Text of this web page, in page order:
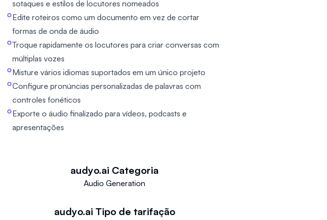
sotaques e estilos de locutores nomeados
Edite roteiros como um documento em vez de cortar
formas de onda de áudio
Troque rapidamente os locutores para criar conversas com
múltiplas vozes
Misture vários idiomas suportados em um único projeto
Configure pronúncias personalizadas de palavras com
controles fonéticos
Exporte o áudio finalizado para vídeos, podcasts e
apresentações
audyo.ai Categoria
Audio Generation
audyo.ai Tipo de tarifação